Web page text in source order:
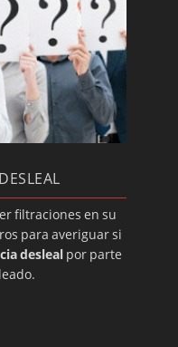
filtraciones en su
para averiguar si
deslealpor parte